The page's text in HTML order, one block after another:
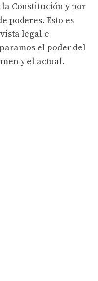
Constitución y por
poderes. Esto es
legal e
el poder del
y el actual.